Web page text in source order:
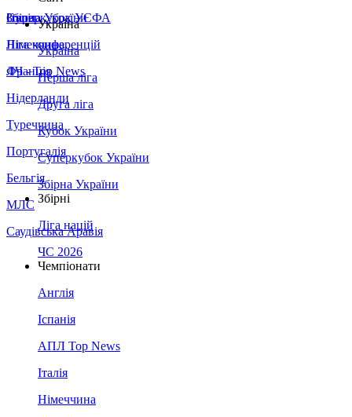
Збірна України
Італія
Німеччина
Франція
Нідерланди
Туреччина
Португалія
Бельгія
МЛС
Саудівська Аравія
Суперкубок УЄФА
Ліга конференцій
ЛЧ - Top News
Україна
Україна
Перша ліга
Друга ліга
Кубок України
Суперкубок України
Збірна України
Збірні
Ліга націй
ЧС 2026
Чемпіонати
Англія
Іспанія
АПЛ Top News
Італія
Німеччина